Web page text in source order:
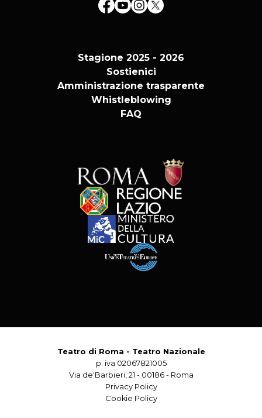
Stagione 2025 - 2026
Sostienici
Amministrazione trasparente
Whistleblowing
FAQ
Teatro di Roma - Teatro Nazionale
p. iva 02067821005
Via de'Barbieri, 21 - 00186 - Roma
Privacy Policy
Cookie Policy